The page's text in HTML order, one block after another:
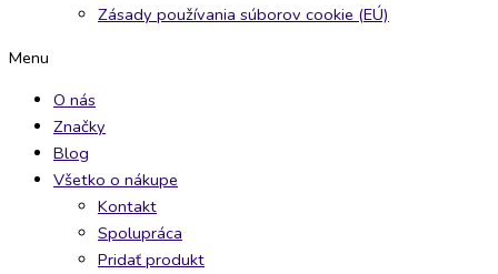
Zásady používania súborov cookie (EÚ)
Menu
O nás
Značky
Blog
Všetko o nákupe
Kontakt
Spolupráca
Pridať produkt